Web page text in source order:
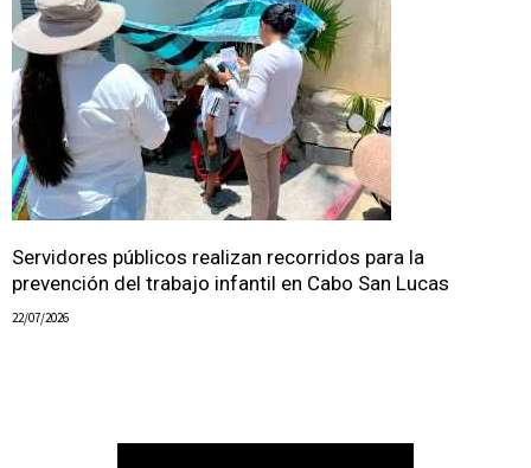
Servidores públicos realizan recorridos para la
prevención del trabajo infantil en Cabo San Lucas
22/07/2026